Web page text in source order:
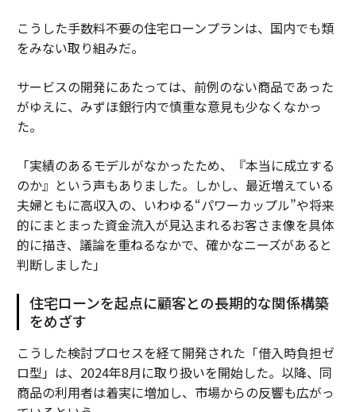
こうした手数料不要の住宅ローンプランは、国内でも類
をみない取り組みだ。
サービスの開発にあたっては、前例のない商品であった
がゆえに、みずほ銀行内で慎重な意見も少なくなかっ
た。
「実績のあるモデルがなかったため、『本当に成立する
のか』という声もありました。しかし、最近増えている
夫婦ともに高収入の、いわゆる“パワーカップル”や将来
的にまとまった資金流入が見込まれるお客さま像を具体
的に描き、議論を重ねるなかで、確かなニーズがあると
判断しました」
住宅ローンを起点に顧客との長期的な関係構築
をめざす
こうした検討プロセスを経て開発された「借入時負担ゼ
ロ型」は、2024年8月に取り扱いを開始した。以降、同
商品の利用者は着実に増加し、市場からの反響も広がっ